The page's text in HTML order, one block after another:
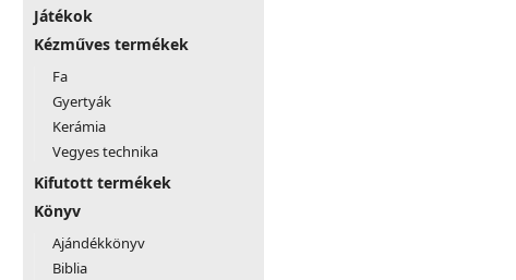
Játékok
Kézműves termékek
Fa
Gyertyák
Kerámia
Vegyes technika
Kifutott termékek
Könyv
Ajándékkönyv
Biblia